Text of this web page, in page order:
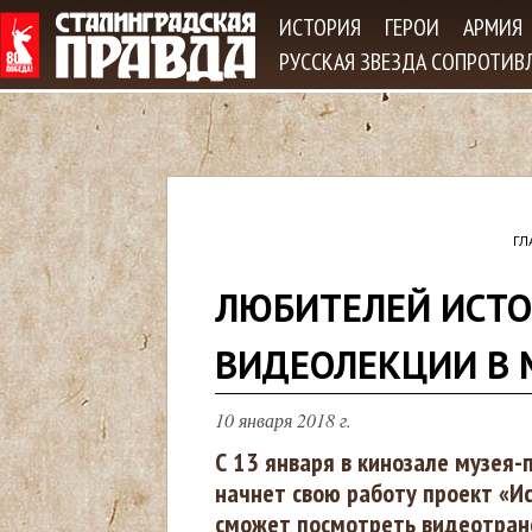
ИСТОРИЯ ГЕРОИ
АРМИЯ
РУССКАЯ ЗВЕЗДА
з
д
е
ЛЮБИТЕЛЕЙ
ВИДЕОЛЕКЦИИ В
10 января 2018 г.
С 13 января в кинозале
начнет свою работу проект
сможет посмотреть